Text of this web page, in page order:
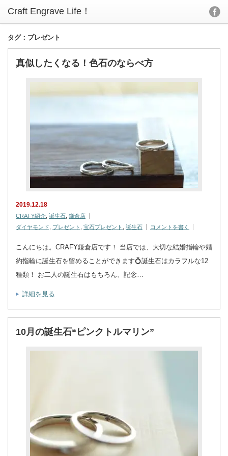
タグ：プレゼント
真似したくなる！色石のならべ方
2019.12.18
CRAFY紹介, 誕生石, 鎌倉店
ダイヤモンド, プレゼント , 宝石プレゼント , 誕生石 コメントを書く
こんにちは。CRAFY鎌倉店です！ 当店では、大切な結婚指輪や婚
約指輪に誕生石を留めることができます💍誕生石はカラフルな12
種類！ お二人の誕生石はもちろん、記念…
詳細を見る
10月の誕生石“ピンクトルマリン”